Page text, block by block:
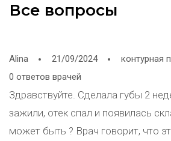
Все вопросы
Alina 21/09/2024
контурная
0 ответов врачей
Здравствуйте. Сделала губы 2
зажили, отек спал и появилась
может быть ? Врач говорит, что